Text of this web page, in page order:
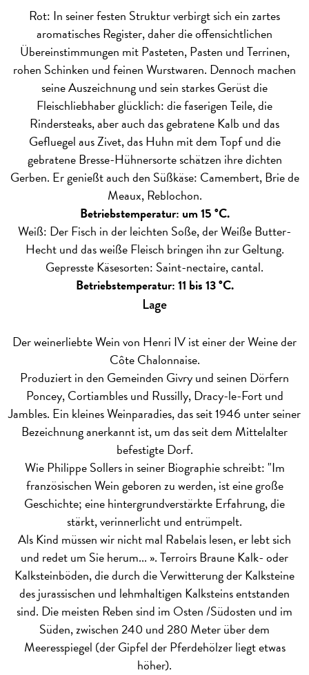
Rot: In seiner festen Struktur verbirgt sich ein zartes
aromatisches Register, daher die offensichtlichen
Übereinstimmungen mit Pasteten, Pasten und Terrinen,
rohen Schinken und feinen Wurstwaren. Dennoch machen
seine Auszeichnung und sein starkes Gerüst die
Fleischliebhaber glücklich: die faserigen Teile, die
Rindersteaks, aber auch das gebratene Kalb und das
Gefluegel aus Zivet, das Huhn mit dem Topf und die
gebratene Bresse-Hühnersorte schätzen ihre dichten
Gerben. Er genießt auch den Süßkäse: Camembert, Brie de
Meaux, Reblochon.
Betriebstemperatur: um 15 °C.
Weiß: Der Fisch in der leichten Soße, der Weiße Butter-
Hecht und das weiße Fleisch bringen ihn zur Geltung.
Gepresste Käsesorten: Saint-nectaire, cantal.
Betriebstemperatur: 11 bis 13 °C.
Lage
Der weinerliebte Wein von Henri IV ist einer der Weine der
Côte Chalonnaise.
Produziert in den Gemeinden Givry und seinen Dörfern
Poncey, Cortiambles und Russilly, Dracy-le-Fort und
Jambles. Ein kleines Weinparadies, das seit 1946 unter seiner
Bezeichnung anerkannt ist, um das seit dem Mittelalter
befestigte Dorf.
Wie Philippe Sollers in seiner Biographie schreibt: "Im
französischen Wein geboren zu werden, ist eine große
Geschichte; eine hintergrundverstärkte Erfahrung, die
stärkt, verinnerlicht und entrümpelt.
Als Kind müssen wir nicht mal Rabelais lesen, er lebt sich
und redet um Sie herum... ».TerroirsBraune Kalk- oder
Kalksteinböden, die durch die Verwitterung der Kalksteine
des jurassischen und lehmhaltigen Kalksteins entstanden
sind. Die meisten Reben sind im Osten /Südosten und im
Süden, zwischen 240 und 280 Meter über dem
Meeresspiegel (der Gipfel der Pferdehölzer liegt etwas
höher).